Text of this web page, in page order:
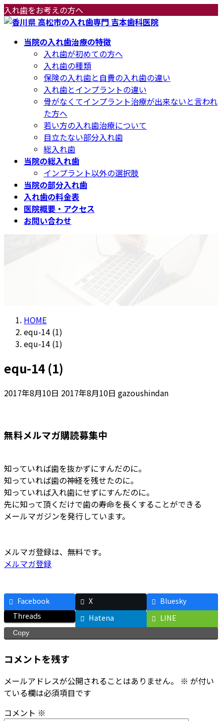
コ
ン
ナ
ビ
入れ歯をお考えの方へ
当院の入れ歯治療の特徴
入れ歯が初めての方へ
入れ歯の種類
保険の入れ歯と自費の入れ歯の違い
入れ歯とインプラントの違い
骨がなくてインプラント治療が出来ないと言われ
た方へ
若い方の入れ歯治療について
目立たない部分入れ歯
総入れ歯
当院の総入れ歯
インプラント以外の選択肢
当院の部分入れ歯
入れ歯の料金表
医院概要・アクセス
お問い合わせ
HOME
equ-14 (1)
equ-14 (1)
equ-14 (1)
2017年8月10日 最
新
日
:
2017年8月10日 gazoushindan
無料メルマガ購読募集中
知っていれば歯を抜かずにすんだのに。
知っていれば歯の神経を残せたのに。
知っていれば入れ歯にせずにすんだのに。
先に知って頂くだけで歯の寿命を長くすることができる
メールマガジンを発行しています。
メルマガ登録は、無料です。
メルマガ登録
Facebook X
Bluesky
Threads
Hatena LINE
Copy
コメントを残す
メールアドレスが公開されることはありません。 ※ が付い
ている欄は必須項目です
コメント ※